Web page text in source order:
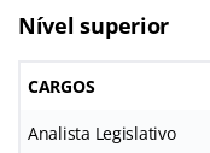
Nível superior
CARGOS
Analista Legislativo